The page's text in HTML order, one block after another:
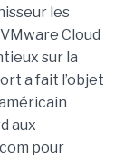
les
Cloud
sur la
a fait l’objet
aux
pour